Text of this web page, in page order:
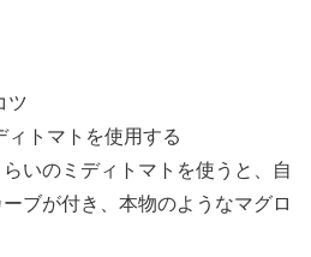
ツ
ィトマトを使用する
いのミディトマトを使うと、自
ブが付き、 本物のようなマグロ